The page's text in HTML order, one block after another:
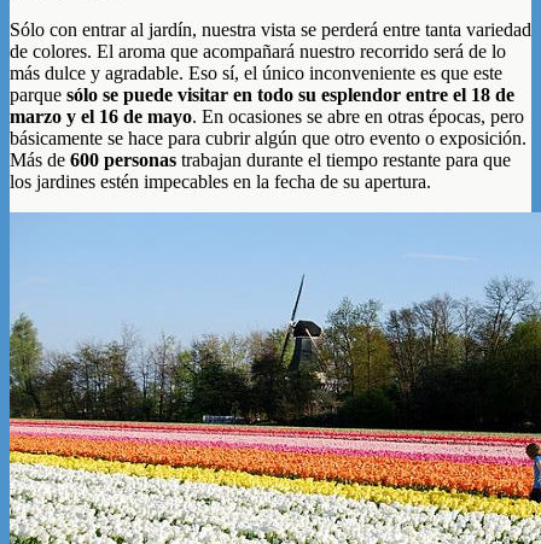
Sólo con entrar al jardín, nuestra vista se perderá entre tanta variedad
de colores. El aroma que acompañará nuestro recorrido será de lo
más dulce y agradable. Eso sí, el único inconveniente es que este
parque sólo se puede visitar en todo su esplendor entre el 18 de
marzo y el 16 de mayo. En ocasiones se abre en otras épocas, pero
básicamente se hace para cubrir algún que otro evento o exposición.
Más de 600 personas trabajan durante el tiempo restante para que
los jardines estén impecables en la fecha de su apertura.